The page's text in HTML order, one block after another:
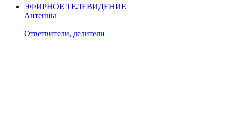
ЭФИРНОЕ ТЕЛЕВИДЕНИЕ
Антенны
Ответвители, делители